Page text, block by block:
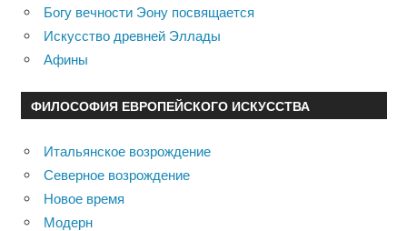
Богу вечности Эону посвящается
Искусство древней Эллады
Афины
ФИЛОСОФИЯ ЕВРОПЕЙСКОГО ИСКУССТВА
Итальянское возрождение
Северное возрождение
Новое время
Модерн